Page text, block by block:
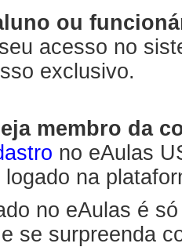
ou
acesso no
exclusivo.
membro da
no eAulas
logado na
no eAulas é
e se surpreenda